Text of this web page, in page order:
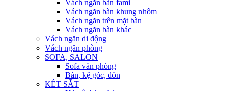
Vách ngăn bàn fami
Vách ngăn bàn khung nhôm
Vách ngăn trên mặt bàn
Vách ngăn bàn khác
Vách ngăn di động
Vách ngăn phòng
SOFA, SALON
Sofa văn phòng
Bàn, kệ góc, đôn
KÉT SẮT